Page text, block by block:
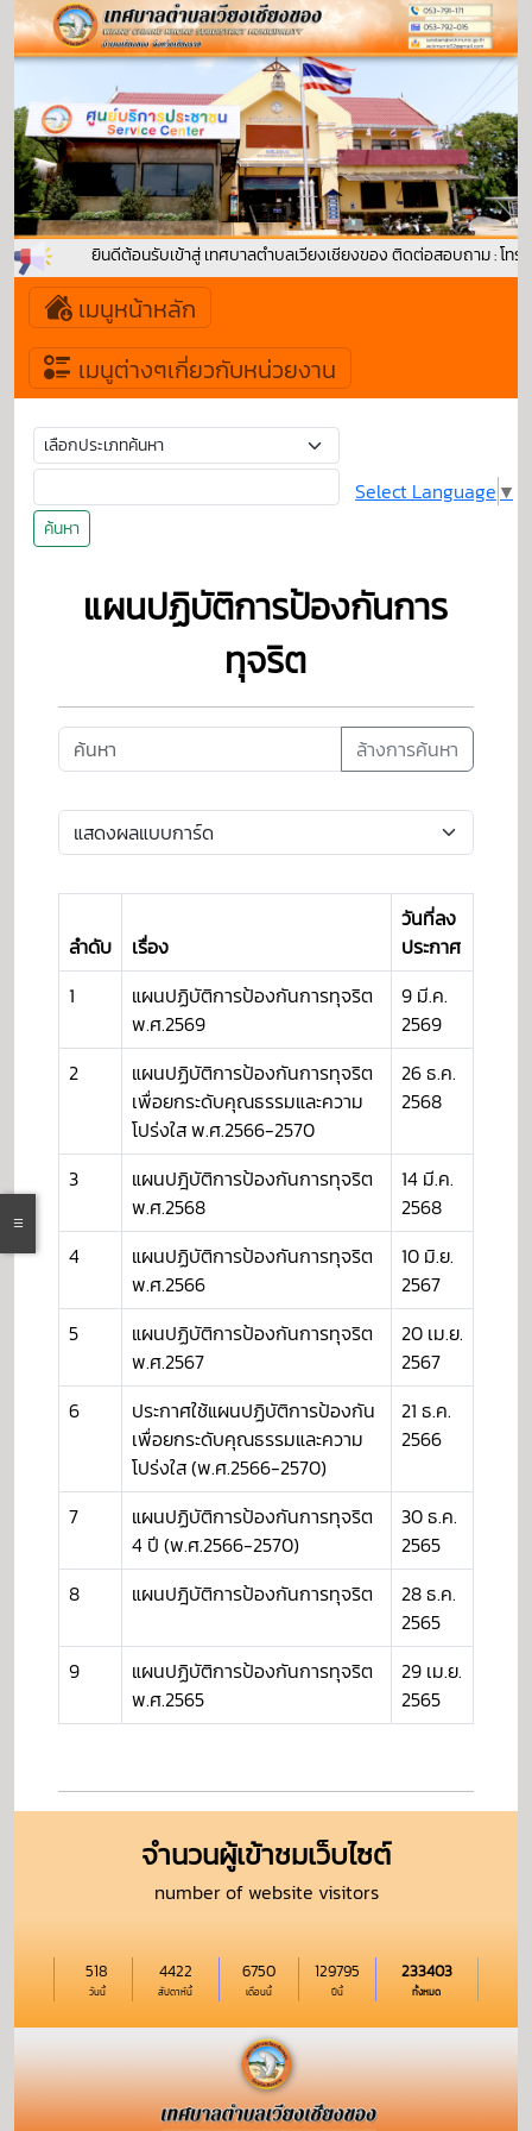
ยินดีต้อนรับเข้าสู่ เทศบาลตำบลเวียงเชียงของ ติดต่อสอบถาม : โทร
เมนูหน้าหลัก
เมนูต่างๆเกี่ยวกับหน่วยงาน
ค้นหา
Select Language ▼
แผนปฏิบัติการป้องกันการ
ทุจริต
ล้างการค้นหา
ลำดับ เรื่อง
วันที่ลง
ประกาศ
1
แผนปฏิบัติการป้องกันการทุจริต
พ.ศ.2569
9 มี.ค.
2569
2
แผนปฏิบัติการป้องกันการทุจริต
เพื่อยกระดับคุณธรรมและความ
โปร่งใส พ.ศ.2566-2570
26 ธ.ค.
2568
3
แผนปฎิบัติการป้องกันการทุจริต
พ.ศ.2568
14 มี.ค.
2568
4
แผนปฏิบัติการป้องกันการทุจริต
พ.ศ.2566
10 มิ.ย.
2567
5
แผนปฏิบัติการป้องกันการทุจริต
พ.ศ.2567
20 เม.ย.
2567
6
ประกาศใช้แผนปฏิบัติการป้องกัน
เพื่อยกระดับคุณธรรมและความ
โปร่งใส (พ.ศ.2566-2570)
21 ธ.ค.
2566
7
แผนปฏิบัติการป้องกันการทุจริต
4 ปี (พ.ศ.2566-2570)
30 ธ.ค.
2565
8
แผนปฎิบัติการป้องกันการทุจริต
28 ธ.ค.
2565
9
แผนปฏิบัติการป้องกันการทุจริต
พ.ศ.2565
29 เม.ย.
2565
จำนวนผู้เข้าชมเว็บไซต์
number of website visitors
วันนี้
518
สัปดาห์นี้
4422
เดือนนี้
6750
ปีนี้
129795
ทั้งหมด
233403